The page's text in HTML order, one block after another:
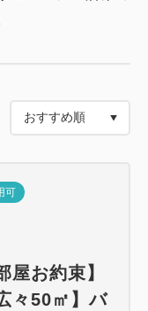
可
屋お約束】
々50㎡】バ